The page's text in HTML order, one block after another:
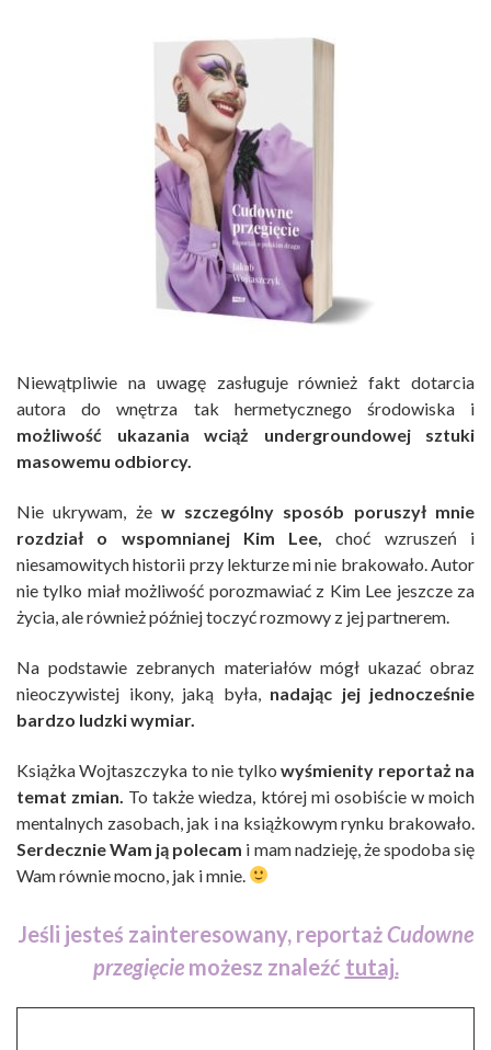
Niewątpliwie na uwagę zasługuje również fakt dotarcia
autora do wnętrza tak hermetycznego środowiska i
możliwość ukazania wciąż undergroundowej sztuki
masowemu odbiorcy.
Nie ukrywam, żew szczególny sposób poruszył mnie
rozdział o wspomnianej Kim Lee,choć wzruszeń i
niesamowitych historii przy lekturze mi nie brakowało. Autor
nie tylko miał możliwość porozmawiać z Kim Lee jeszcze za
życia, ale również później toczyć rozmowy z jej partnerem.
Na podstawie zebranych materiałów mógł ukazać obraz
nieoczywistej ikony, jaką była, nadając jej jednocześnie
bardzo ludzki wymiar.
Książka Wojtaszczyka to nie tylkowyśmienity reportaż na
temat zmian. To także wiedza, której mi osobiście w moich
mentalnych zasobach, jak i na książkowym rynku brakowało.
Serdecznie Wam ją polecam i mam nadzieję, że spodoba się
Wam równie mocno, jak i mnie.
Jeśli jesteś zainteresowany, reportażCudowne
przegięcie możesz znaleźć tutaj.